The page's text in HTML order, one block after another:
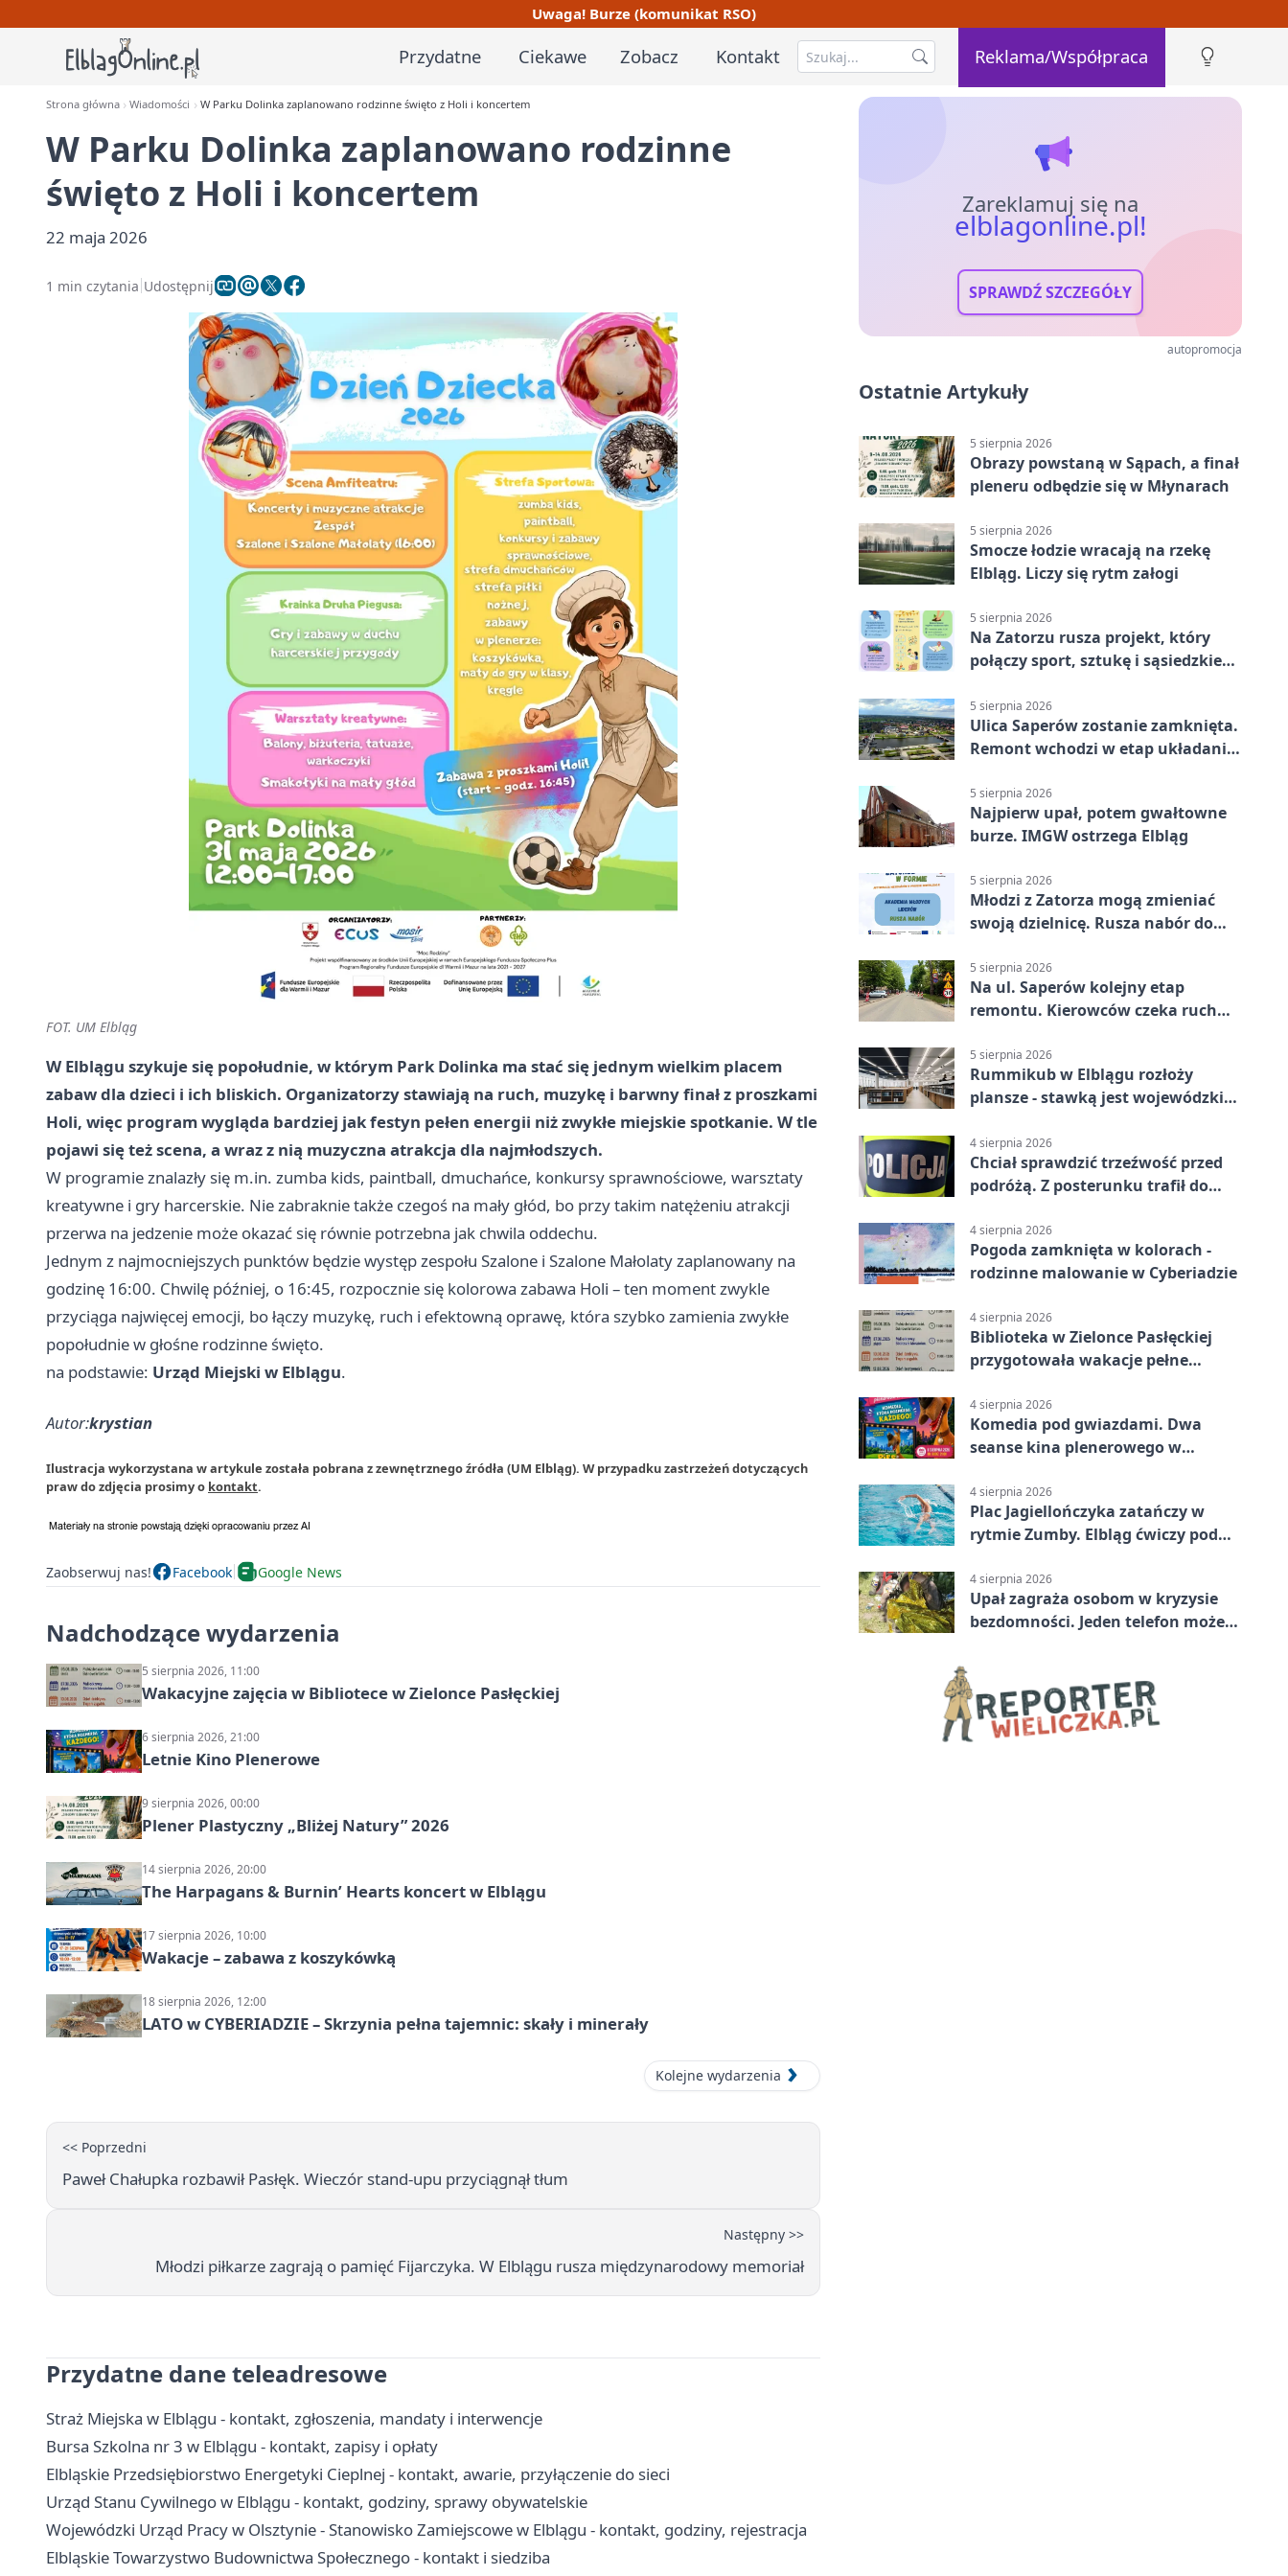
Uwaga! Burze (komunikat RSO)
Przydatne Ciekawe Zobacz Kontakt Reklama/Współpraca
Strona główna Wiadomości W Parku Dolinka zaplanowano rodzinne święto z Holi i koncertem
W Parku Dolinka zaplanowano rodzinne
święto z Holi i koncertem
22 maja 2026
1 min czytania Udostępnij
FOT. UM Elbląg
W Elblągu szykuje się popołudnie, w którym Park Dolinka ma stać się jednym wielkim placem
zabaw dla dzieci i ich bliskich. Organizatorzy stawiają na ruch, muzykę i barwny finał z proszkami
Holi, więc program wygląda bardziej jak festyn pełen energii niż zwykłe miejskie spotkanie. W tle
pojawi się też scena, a wraz z nią muzyczna atrakcja dla najmłodszych.
W programie znalazły się m.in. zumba kids, paintball, dmuchańce, konkursy sprawnościowe, warsztaty
kreatywne i gry harcerskie. Nie zabraknie także czegoś na mały głód, bo przy takim natężeniu atrakcji
przerwa na jedzenie może okazać się równie potrzebna jak chwila oddechu.
Jednym z najmocniejszych punktów będzie występ zespołu Szalone i Szalone Małolaty zaplanowany na
godzinę 16:00. Chwilę później, o 16:45, rozpocznie się kolorowa zabawa Holi – ten moment zwykle
przyciąga najwięcej emocji, bo łączy muzykę, ruch i efektowną oprawę, która szybko zamienia zwykłe
popołudnie w głośne rodzinne święto.
na podstawie: Urząd Miejski w Elblągu.
Autor:krystian
Ilustracja wykorzystana w artykule została pobrana z zewnętrznego źródła (UM Elbląg). W przypadku zastrzeżeń dotyczących
praw do zdjęcia prosimy o kontakt.
Zaobserwuj nas! Facebook Google News
Nadchodzące wydarzenia
5 sierpnia 2026, 11:00
Wakacyjne zajęcia w Bibliotece w Zielonce Pasłęckiej
6 sierpnia 2026, 21:00
Letnie Kino Plenerowe
9 sierpnia 2026, 00:00
Plener Plastyczny „Bliżej Natury” 2026
14 sierpnia 2026, 20:00
The Harpagans & Burnin’ Hearts koncert w Elblągu
17 sierpnia 2026, 10:00
Wakacje – zabawa z koszykówką
18 sierpnia 2026, 12:00
LATO w CYBERIADZIE – Skrzynia pełna tajemnic: skały i minerały
Kolejne wydarzenia
<< Poprzedni
Paweł Chałupka rozbawił Pasłęk. Wieczór stand-upu przyciągnął tłum
Następny >>
Młodzi piłkarze zagrają o pamięć Fijarczyka. W Elblągu rusza międzynarodowy memoriał
Przydatne dane teleadresowe
Straż Miejska w Elblągu - kontakt, zgłoszenia, mandaty i interwencje
Bursa Szkolna nr 3 w Elblągu - kontakt, zapisy i opłaty
Elbląskie Przedsiębiorstwo Energetyki Cieplnej - kontakt, awarie, przyłączenie do sieci
Urząd Stanu Cywilnego w Elblągu - kontakt, godziny, sprawy obywatelskie
Wojewódzki Urząd Pracy w Olsztynie - Stanowisko Zamiejscowe w Elblągu - kontakt, godziny, rejestracja
Elbląskie Towarzystwo Budownictwa Społecznego - kontakt i siedziba
Zareklamuj się na
elblagonline.pl!
SPRAWDŹ SZCZEGÓŁY
autopromocja
Ostatnie Artykuły
5 sierpnia 2026
Obrazy powstaną w Sąpach, a finał
pleneru odbędzie się w Młynarach
5 sierpnia 2026
Smocze łodzie wracają na rzekę
Elbląg. Liczy się rytm załogi
5 sierpnia 2026
Na Zatorzu rusza projekt, który
połączy sport, sztukę i sąsiedzkie
5 sierpnia 2026
Ulica Saperów zostanie zamknięta.
Remont wchodzi w etap układania
5 sierpnia 2026
Najpierw upał, potem gwałtowne
burze. IMGW ostrzega Elbląg
5 sierpnia 2026
Młodzi z Zatorza mogą zmieniać
swoją dzielnicę. Rusza nabór do
5 sierpnia 2026
Na ul. Saperów kolejny etap
remontu. Kierowców czeka ruch
5 sierpnia 2026
Rummikub w Elblągu rozłoży
plansze - stawką jest wojewódzki
4 sierpnia 2026
Chciał sprawdzić trzeźwość przed
podróżą. Z posterunku trafił do
4 sierpnia 2026
Pogoda zamknięta w kolorach -
rodzinne malowanie w Cyberiadzie
4 sierpnia 2026
Biblioteka w Zielonce Pasłęckiej
przygotowała wakacje pełne
4 sierpnia 2026
Komedia pod gwiazdami. Dwa
seanse kina plenerowego w
4 sierpnia 2026
Plac Jagiellończyka zatańczy w
rytmie Zumby. Elbląg ćwiczy pod
4 sierpnia 2026
Upał zagraża osobom w kryzysie
bezdomności. Jeden telefon może